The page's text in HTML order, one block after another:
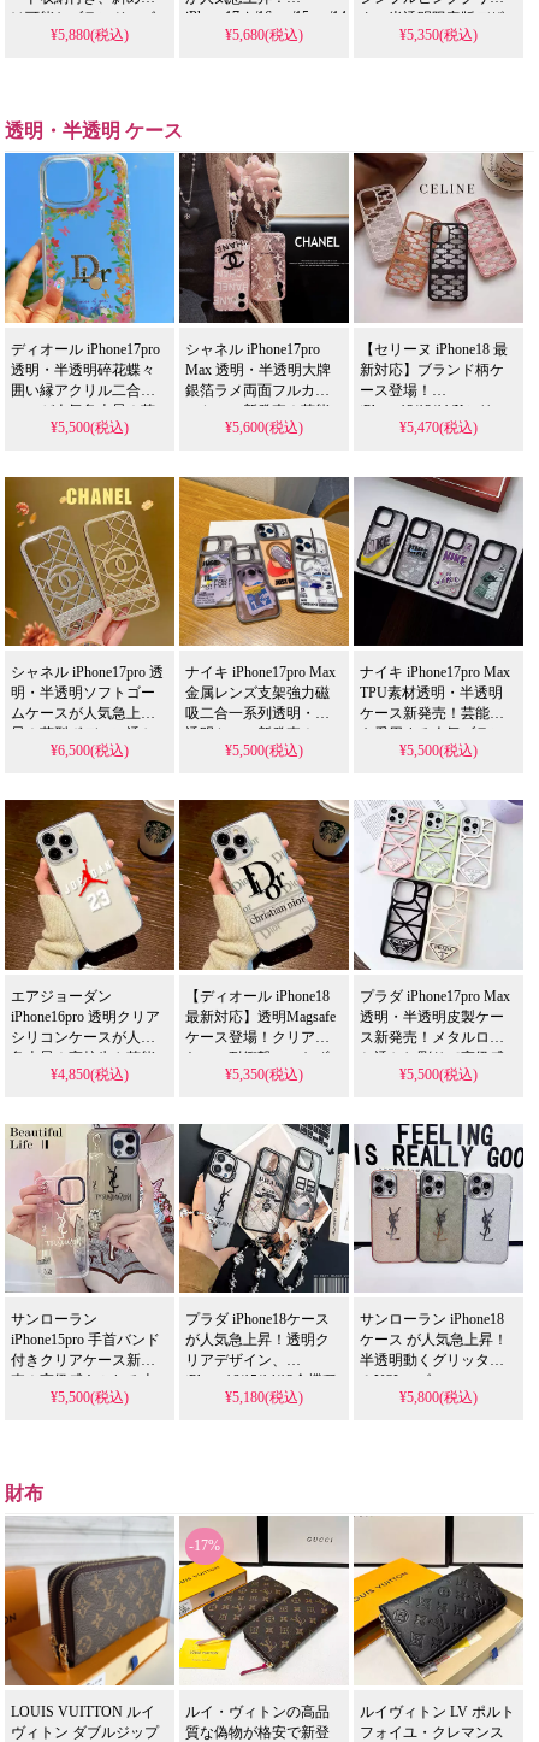
け可能なブランドロゴ
入りモデル。
耐衝撃＆防水の多機能
仕様、かわいいデザイ
ンが流行りのスタイ
ル。格安で手に入り、
iPhone17pro/16promaxケ
ースとしても使える優
れもの！
¥5,880(税込)
iPhone17air/16pro/15pro/14/13/12
対応のチャーム付き背
安価格、
iPhone16pro/15promaxケ
ースとしてもおすすめ
の多機能アイテム！
¥5,680(税込)
ター半透明限定版デザ
イン、iPhone15/14/13全
価格で
iPhone17pro/16promaxケ
ースとしてもおすすめ
の多機能アイテム！流
行りの最先端を行く一
品。（店舗おすすめ）
¥5,350(税込)
透明・半透明 ケース
ディオール iPhone17pro
透明・半透明碎花蝶々
囲い縁アクリル二合ケ
ースが人気急上昇！芸
能人も注目するかわい
群。iPhone17ケースとし
て使える格安価格、流
行りの多機能アイテ
ム。
iPhone16pro/15promaxケ
ースとしてもおすす
め！
¥5,500(税込)
シャネル iPhone17pro
Max 透明・半透明大牌
銀箔ラメ両面フルカバ
ーケース新発売！芸能
人も愛用する人気アイ
銀箔ラメが流行りのス
タイル、iPhone17ケース
として格安で手に入
る。
iPhone16pro/15promaxケ
ースとしても使える優
れもの！
¥5,600(税込)
【セリーヌ iPhone18 最
新対応】ブランド柄ケ
ース登場！
iPhone13/12/11/Xシリー
ズ全機種対応の欧米風
一台、耐衝撃＆防水機
能で安心。かわいくて
多機能な透明・半透明
スタイルが今流行り、
格安でゲット。
iPhone17pro/16promaxケ
ースとしても活躍間違
¥5,470(税込)
シャネル iPhone17pro 透
明・半透明ソフトゴー
ムケースが人気急上
昇！薄型ボディに透か
し彫り、ブランドロゴ
るかわいいデザイン、
耐衝撃＆防水機能で実
用性抜群。iPhone17ケー
スとして使える格安価
格、流行りの多機能ア
イテム。
iPhone16pro/15promaxケ
ースとしてもおすす
¥6,500(税込)
ナイキ iPhone17pro Max
金属レンズ支架強力磁
吸二合一系列透明・半
透明ケース新発売！
Magsafe対応、芸能人も
機能仕様、かわいいデ
ザインが流行りのスタ
イル。iPhone17ケースと
して格安で手に入り、
iPhone16pro/15promaxケ
ースとしても使える優
れもの！
¥5,500(税込)
ナイキ iPhone17pro Max
TPU素材透明・半透明
ケース新発売！芸能人
も愛用する人気ブラン
ド、耐衝撃＆防水の多
のスタイル、iPhone17ケ
ースとして格安で手に
入る。iPhone 17 16 15 14
13 12 11 8 7 ケース
¥5,500(税込)
エアジョーダン
iPhone16pro 透明クリア
シリコンケースが人気
急上昇！高校生や芸能
人も愛用するかわいい
iPhone17ケースとして使
える格安価格、流行り
のスポーツ風多機能ア
イテム。
iPhone16pro/15promaxケ
ースとしてもおすす
め！
¥4,850(税込)
【ディオール iPhone18
最新対応】透明Magsafe
ケース登場！クリアか
わいい耐衝撃、いたず
ら風新作。
御用達のラグジュアリ
ーな一台、防水機能で
安心。かわいくて多機
能な透明クリアスタイ
ルが今流行り、格安で
ゲット。
iPhone17pro/16promaxケ
ースとしても活躍間違
明ケース）
¥5,350(税込)
プラダ iPhone17pro Max
透明・半透明皮製ケー
ス新発売！メタルロゴ
と透かし彫りで高級感
演出、ブランドロゴが
ム、耐衝撃＆防水の多
機能仕様。かわいいデ
ザインが流行りのスタ
イル、iPhone17ケースと
して格安で手に入る。
iPhone16pro/15promaxケ
ースとしても使える優
¥5,500(税込)
サンローラン
iPhone15pro 手首バンド
付きクリアケース新発
売！高級感あふれる上
品デザイン、耐衝撃性
用する人気アイテム。
iPhone17ケースとしても
格安で使え、
iPhone16pro/15promaxケ
ースとしても活躍！
¥5,500(税込)
プラダ iPhone18ケース
が人気急上昇！透明ク
リアデザイン、
iPhone16/15/14/13全機種
対応のストラップ付
iPhone17pro/16promaxケ
ースとしてもおすすめ
の多機能アイテム！
¥5,180(税込)
サンローラン iPhone18
ケース が人気急上昇！
半透明動くグリッター
＆YSLロゴ、
iPhone16/15/14/13/12全機
の多機能アイテム！
¥5,800(税込)
財布
LOUIS VUITTON ルイ
ヴィトン ダブルジップ
-17%
ルイ・ヴィトンの高品
質な偽物が格安で新登
ルイヴィトン LV ポルト
フォイユ・クレマンス